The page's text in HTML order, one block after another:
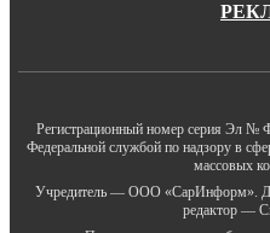
Регистрационный номер серия Эл №
Федеральной службой по надзору в
массовых
Учредитель — ООО «СарИнформ».
редактор —